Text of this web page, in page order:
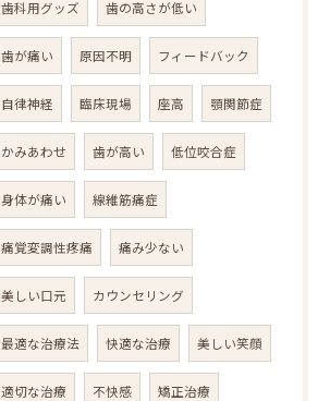
歯科用グッズ 歯の高さが低い
歯が痛い 原因不明 フィードバック
自律神経 臨床現場 座高 顎関節症
かみあわせ 歯が高い 低位咬合症
身体が痛い 線維筋痛症
痛覚変調性疼痛 痛み少ない
美しい口元 カウンセリング
最適な治療法 快適な治療 美しい笑顔
適切な治療 不快感 矯正治療